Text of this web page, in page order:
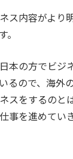
ス内容がより
本の方でビジ
るので、海外
スをするのと
事を進めてい